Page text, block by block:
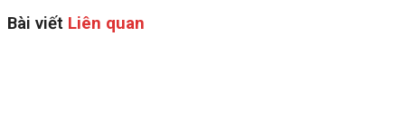
Bài viết Liên quan